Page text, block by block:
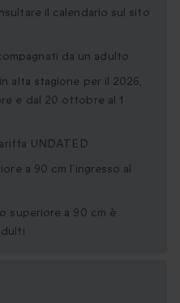
il calendario sul sito
da un adulto
alta stagione per il 2026,
e dal 20 ottobre al 1
UNDATED
a 90 cm l’ingresso al
superiore a 90 cm è